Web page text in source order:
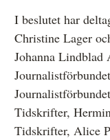
I beslutet har
Christine Lager
Johanna Lindblad
Tidskrifter,
Tidskrifter, Alice